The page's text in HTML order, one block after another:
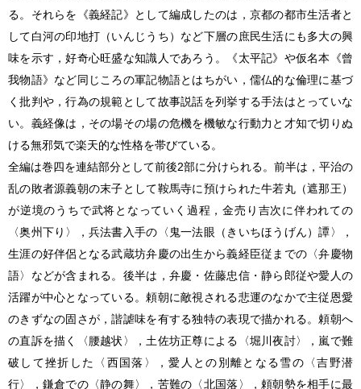
る。それらを《義経記》として編成したのは，京都の都市生活者と
して白河の印地打（いんじうち）など下層の庶民生活にも多大の興
味を示す，好奇心旺盛な知識人であろう。《太平記》や仮名本《曾
我物語》など同じころの軍記物語とはちがい，儒仏的な倫理に基づ
く批判や，行為の規範として故事説話を列挙する手法はとっていな
い。義経像は，その場その場の危機を機敏な行動力と才知で切りぬ
ける無邪気で楽天的な性格を帯びている。
全編は巻四を連結部分として前後2部に分けられる。前半は，平治の
乱の敗者源義朝の末子として鞍馬寺に預けられた牛若丸（遮那王）
が逆境のうちで武将となっていく過程，金売り吉次に伴われての
〈奥州下り〉，兵法書入手の〈鬼一法眼（きいちほうげん）譚〉，
生涯の好伴侶となる武蔵坊弁慶の出生から義経臣従までの〈弁慶物
語〉などが含まれる。後半は，弁慶・佐藤忠信・静ら郎従や愛人の
活躍が中心となっている。頼朝に敵視される悲運のなかで主従恩愛
のきずなの固さが，諧謔味を有する独特の表現で描かれる。頼朝へ
の直訴を描く〈腰越状〉，土佐坊正尊による〈堀川夜討〉，嵐で難
破して挫折した〈西国落〉，愛人との別離となる雪の〈吉野潜
行〉，鎌倉での〈静の舞〉，苦難の〈北国落〉，頼朝勢を相手に最